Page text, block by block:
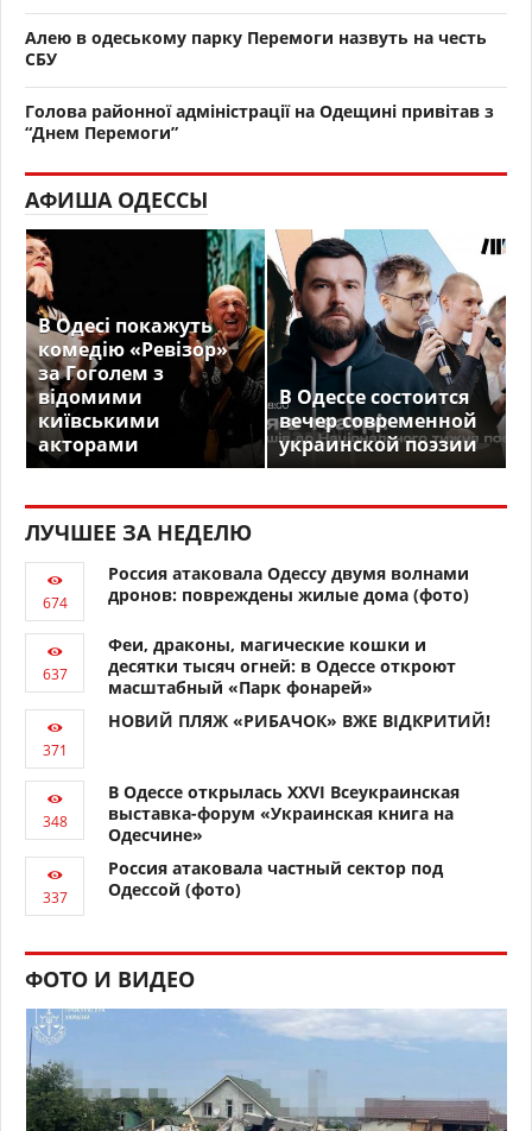
Алею в одеському парку Перемоги назвуть на честь
СБУ
Голова районної адміністрації на Одещині привітав з
“Днем Перемоги”
АФИША ОДЕССЫ
В Одесі покажуть
комедію «Ревізор»
за Гоголем з
відомими
київськими
акторами
В Одессе состоится
вечер современной
украинской поэзии
ЛУЧШЕЕ ЗА НЕДЕЛЮ
Россия атаковала Одессу двумя волнами
дронов: повреждены жилые дома (фото)
Феи, драконы, магические кошки и
десятки тысяч огней: в Одессе откроют
масштабный «Парк фонарей»
НОВИЙ ПЛЯЖ «РИБАЧОК» ВЖЕ ВІДКРИТИЙ!
В Одессе открылась XXVI Всеукраинская
выставка-форум «Украинская книга на
Одесчине»
Россия атаковала частный сектор под
Одессой (фото)
ФОТО И ВИДЕО